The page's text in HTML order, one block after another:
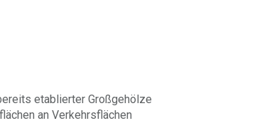
etablierter Großgehölze
an Verkehrsflächen